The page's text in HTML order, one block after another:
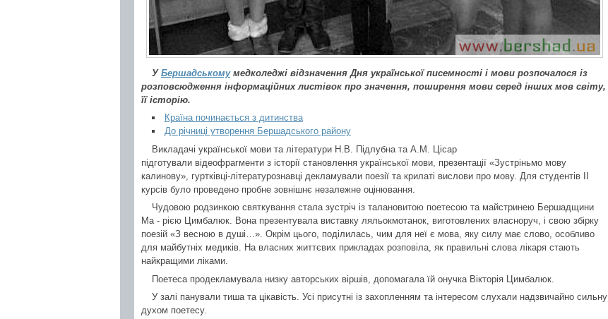
У Бершадськомумедколеджі відзначення Дня української писемності і мови розпочалося із
розповсюдження інформаційних листівок про значення, поширення мови серед інших мов світу,
її історію.
Країна починається з дитинства
До річниці утворення Бершадського району
Викладачі української мови та літератури Н.В. Підлубна та А.М. Цісар
підготували відеофрагменти з історії становлення української мови, презентації «Зустріньмо мову
калинову», гуртківці-літературознавці декламували поезії та крилаті вислови про мову. Для студентів ІІ
курсів було проведено пробне зовнішнє незалежне оцінювання.
Чудовою родзинкою святкування стала зустріч із талановитою поетесою та майстринею Бершадщини
Ма - рією Цимбалюк. Вона презентувала виставку ляльокмотанок, виготовлених власноруч, і свою збірку
поезій «З весною в душі…». Окрім цього, поділилась, чим для неї є мова, яку силу має слово, особливо
для майбутніх медиків. На власних життєвих прикладах розповіла, як правильні слова лікаря стають
найкращими ліками.
Поетеса продекламувала низку авторських віршів, допомагала їй онучка Вікторія Цимбалюк.
У залі панували тиша та цікавість. Усі присутні із захопленням та інтересом слухали надзвичайно сильну
духом поетесу.